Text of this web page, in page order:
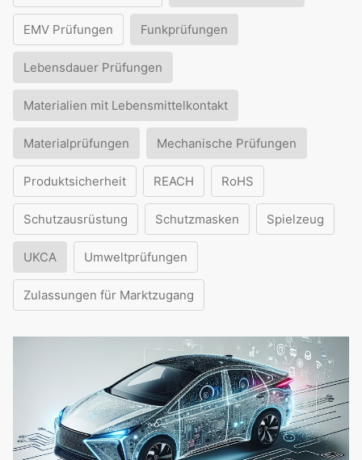
EMV Prüfungen Funkprüfungen
Lebensdauer Prüfungen
Materialien mit Lebensmittelkontakt
Materialprüfungen Mechanische Prüfungen
Produktsicherheit REACH RoHS
Schutzausrüstung Schutzmasken Spielzeug
UKCA Umweltprüfungen
Zulassungen für Marktzugang